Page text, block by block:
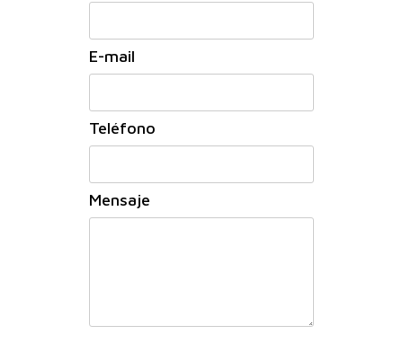
E-mail
Teléfono
Mensaje